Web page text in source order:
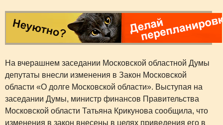
На вчерашнем заседании Московской областной Думы
депутаты внесли изменения в Закон Московской
области «О долге Московской области». Выступая на
заседании Думы, министр финансов Правительства
Московской области Татьяна Крикунова сообщила, что
изменения в закон внесены в целях приведения его в